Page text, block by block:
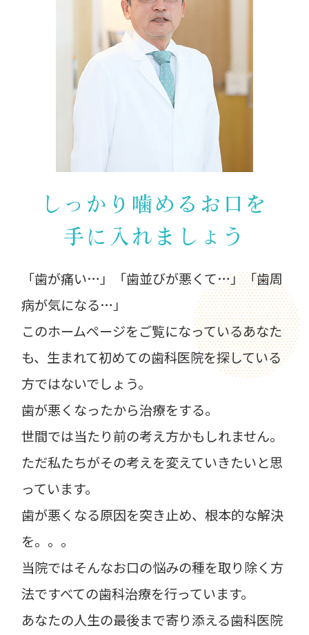
しっかり噛めるお口を
手に入れましょう
「歯が痛い…」「歯並びが悪くて…」「歯周
病が気になる…」
このホームページをご覧になっているあなた
も、 生まれて初めての歯科医院を探している
方ではないでしょう。
歯が悪くなったから治療をする。
世間では当たり前の考え方かもしれません。
ただ私たちがその考えを変えていきたいと思
っています。
歯が悪くなる原因を突き止め、根本的な解決
を。。。
当院ではそんなお口の悩みの種を取り除く方
法ですべての歯科治療を行っています。
あなたの人生の最後まで寄り添える歯科医院